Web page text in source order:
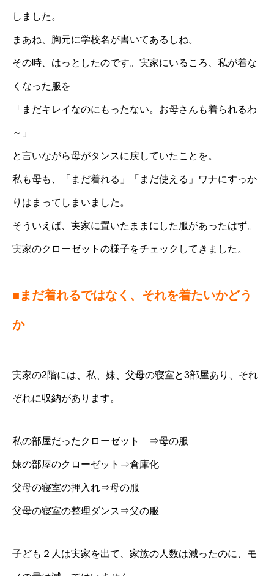
しました。
まあね、胸元に学校名が書いてあるしね。
その時、はっとしたのです。実家にいるころ、私が着な
くなった服を
「まだキレイなのにもったない。お母さんも着られるわ
～」
と言いながら母がタンスに戻していたことを。
私も母も、「まだ着れる」「まだ使える」ワナにすっか
りはまってしまいました。
そういえば、実家に置いたままにした服があったはず。
実家のクローゼットの様子をチェックしてきました。
■まだ着れるではなく、それを着たいかどう
か
実家の2階には、私、妹、父母の寝室と3部屋あり、それ
ぞれに収納があります。
私の部屋だったクローゼット ⇒母の服
妹の部屋のクローゼット⇒倉庫化
父母の寝室の押入れ⇒母の服
父母の寝室の整理ダンス⇒父の服
子ども２人は実家を出て、家族の人数は減ったのに、モ